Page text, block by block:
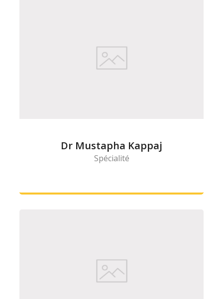
Dr Mustapha Kappaj
Spécialité